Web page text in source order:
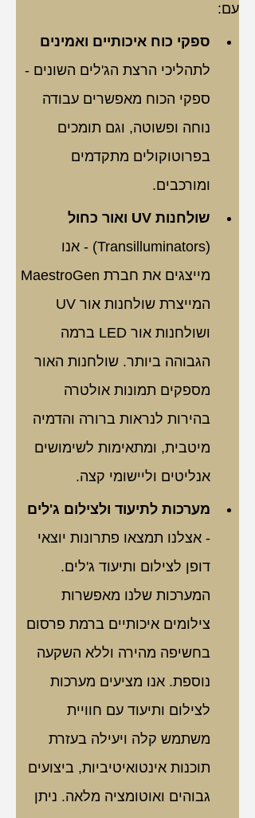
עם:
ספקי כוח איכותיים ואמינים
לתהליכי הרצת הג'לים השונים -
ספקי הכוח מאפשרים עבודה
נוחה ופשוטה, וגם תומכים
בפרוטוקולים מתקדמים
ומורכבים.
שולחנות UV ואור כחול
(Transilluminators) - אנו
ושולחנות אור LED ברמה
הגבוהה ביותר. שולחנות האור
מספקים תמונות אולטרה
בהירות לנראות ברורה והדמיה
מיטבית, ומתאימות לשימושים
אנליטים וליישומי קצה.
מערכות לתיעוד ולצילום ג'לים
- אצלנו תמצאו פתרונות יוצאי
דופן לצילום ותיעוד ג'לים.
המערכות שלנו מאפשרות
צילומים איכותיים ברמת פרסום
בחשיפה מהירה וללא השקעה
נוספת. אנו מציעים מערכות
לצילום ותיעוד עם חוויית
משתמש קלה ויעילה בעזרת
תוכנות אינטואיטיביות, ביצועים
גבוהים ואוטומציה מלאה. ניתן